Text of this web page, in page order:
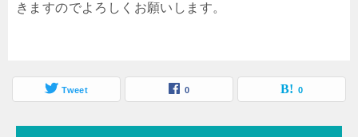
きますのでよろしくお願いします。
Tweet 0 0